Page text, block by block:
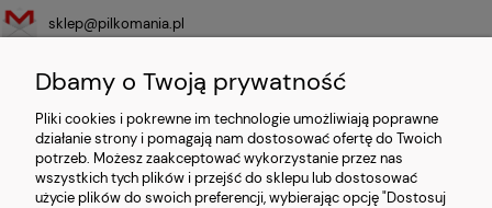
sklep@pilkomania.pl
Sprzedawca
ECOMM SPACE NO LIMITS LTD
27 Old Gloucester Street
London, United Kingdom
Dbamy o Twoją prywatność
Pliki cookies i pokrewne im technologie umożliwiają poprawne
działanie strony i pomagają nam dostosować ofertę do Twoich
potrzeb. Możesz zaakceptować wykorzystanie przez nas
wszystkich tych plików i przejść do sklepu lub dostosować
użycie plików do swoich preferencji, wybierając opcję "Dostosuj